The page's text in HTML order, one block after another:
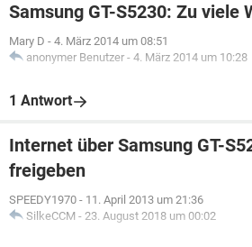
Samsung GT-S5230: Zu viele
Mary D - 4. März 2014 um 08:51
anonymer Benutzer - 4. März 2014 um 10:28
1 Antwort
Internet über Samsung GT-
freigeben
SPEEDY1970 - 11. April 2013 um 21:36
SilkeCCM - 23. August 2018 um 00:02